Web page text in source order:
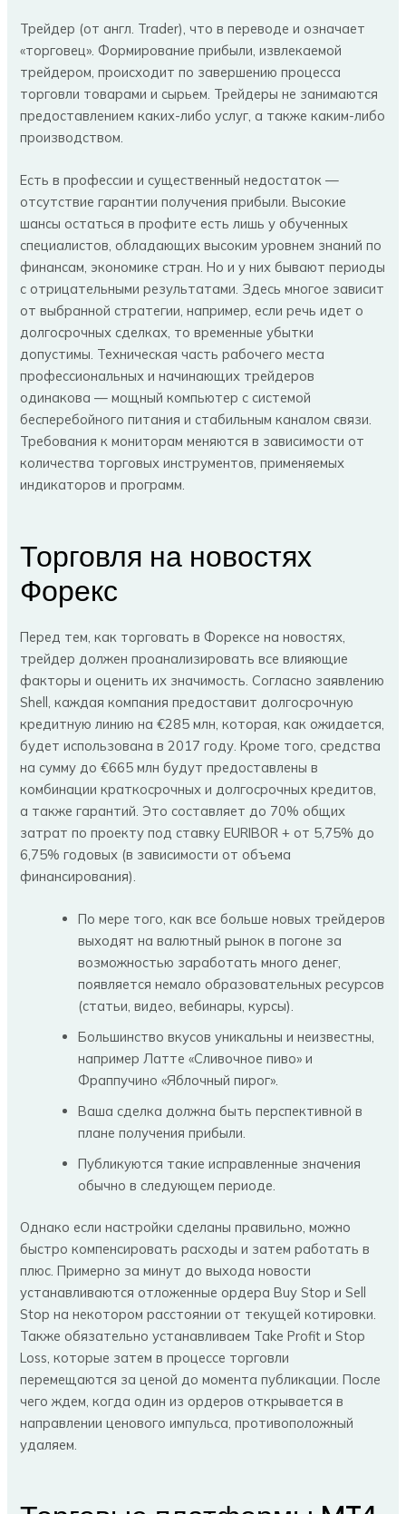
Трейдер (от англ. Trader), что в переводе и означает
«торговец». Формирование прибыли, извлекаемой
трейдером, происходит по завершению процесса
торговли товарами и сырьем. Трейдеры не занимаются
предоставлением каких-либо услуг, а также каким-либо
производством.
Есть в профессии и существенный недостаток —
отсутствие гарантии получения прибыли. Высокие
шансы остаться в профите есть лишь у обученных
специалистов, обладающих высоким уровнем знаний по
финансам, экономике стран. Но и у них бывают периоды
с отрицательными результатами. Здесь многое зависит
от выбранной стратегии, например, если речь идет о
долгосрочных сделках, то временные убытки
допустимы. Техническая часть рабочего места
профессиональных и начинающих трейдеров
одинакова — мощный компьютер с системой
бесперебойного питания и стабильным каналом связи.
Требования к мониторам меняются в зависимости от
количества торговых инструментов, применяемых
индикаторов и программ.
Торговля на новостях
Форекс
Перед тем, как торговать в Форексе на новостях,
трейдер должен проанализировать все влияющие
факторы и оценить их значимость. Согласно заявлению
Shell, каждая компания предоставит долгосрочную
кредитную линию на €285 млн, которая, как ожидается,
будет использована в 2017 году. Кроме того, средства
на сумму до €665 млн будут предоставлены в
комбинации краткосрочных и долгосрочных кредитов,
а также гарантий. Это составляет до 70% общих
затрат по проекту под ставку EURIBOR + от 5,75% до
6,75% годовых (в зависимости от объема
финансирования).
По мере того, как все больше новых трейдеров
выходят на валютный рынок в погоне за
возможностью заработать много денег,
появляется немало образовательных ресурсов
(статьи, видео, вебинары, курсы).
Большинство вкусов уникальны и неизвестны,
например Латте «Сливочное пиво» и
Фраппучино «Яблочный пирог».
Ваша сделка должна быть перспективной в
плане получения прибыли.
Публикуются такие исправленные значения
обычно в следующем периоде.
Однако если настройки сделаны правильно, можно
быстро компенсировать расходы и затем работать в
плюс. Примерно за минут до выхода новости
устанавливаются отложенные ордера Buy Stop и Sell
Stop на некотором расстоянии от текущей котировки.
Также обязательно устанавливаем Take Profit и Stop
Loss, которые затем в процессе торговли
перемещаются за ценой до момента публикации. После
чего ждем, когда один из ордеров открывается в
направлении ценового импульса, противоположный
удаляем.